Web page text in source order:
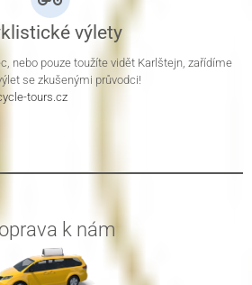
výlety
nebo pouze toužíte vidět Karlštejn, zařídíme
se zkušenými průvodci!
tours.cz
k nám